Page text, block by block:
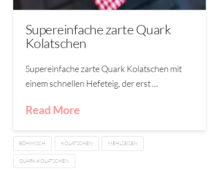
Supereinfache zarte Quark
Kolatschen
Supereinfache zarte Quark Kolatschen mit
einem schnellen Hefeteig, der erst …
Read More
BÖHMISCH KOLATSCHEN MEHLSEISEN
QUARK-KOLATSCHEN